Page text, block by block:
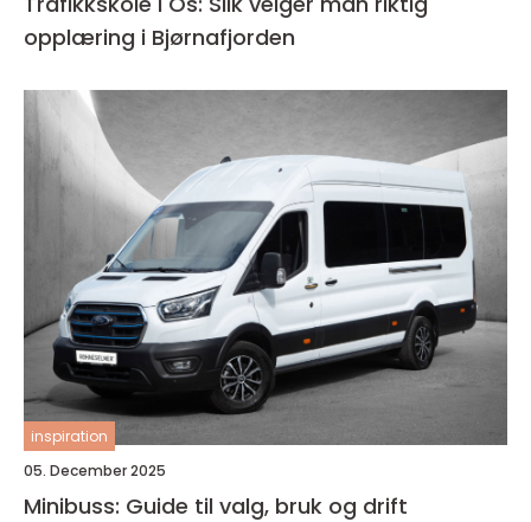
opplæring i Bjørnafjorden
inspiration
05. December 2025
Minibuss: Guide til valg, bruk og drift